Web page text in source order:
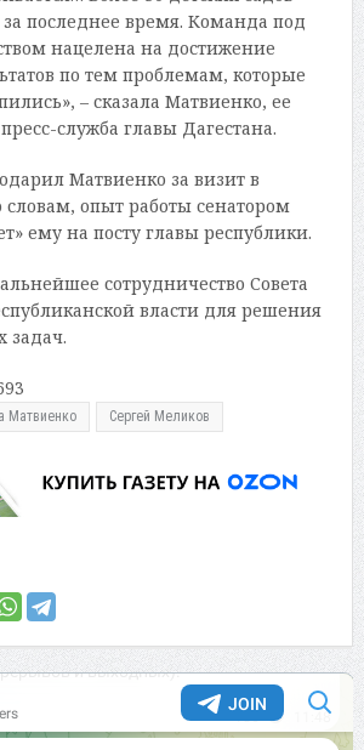
за последнее время. Команда под
нацелена на достижение
по тем проблемам, которые
– сказала Матвиенко, ее
служба главы Дагестана.
Матвиенко за визит в
словам, опыт работы сенатором
ему на посту главы республики.
сотрудничество Совета
власти для решения
задач.
Матвиенко Сергей Меликов